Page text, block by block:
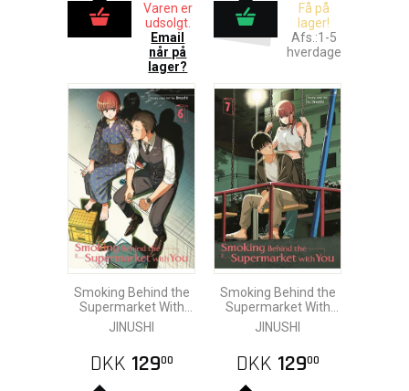
Varen er
udsolgt.
Email
når på
lager?
Få på
lager!
Afs.:1-5
hverdage
Smoking Behind the
Supermarket With
You vol. 6
JINUSHI
DKK 12900
Smoking Behind the
Supermarket With
You vol. 7
JINUSHI
DKK 12900